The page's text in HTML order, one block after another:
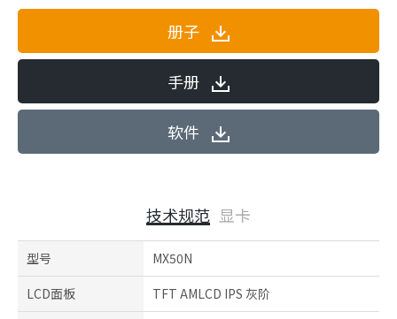
册子
手册
软件
技术规范 显卡
型号
MX50N
LCD面板
TFT AMLCD IPS 灰阶